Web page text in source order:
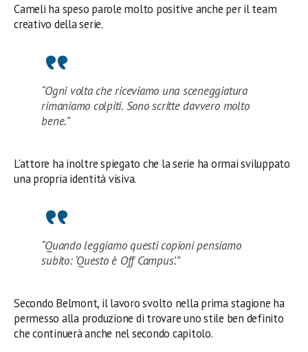
Cameli ha speso parole molto positive anche per il team
creativo della serie.
“Ogni volta che riceviamo una sceneggiatura
rimaniamo colpiti. Sono scritte davvero molto
bene.”
L’attore ha inoltre spiegato che la serie ha ormai sviluppato
una propria identità visiva.
“Quando leggiamo questi copioni pensiamo
subito: ‘Questo è Off Campus’.”
Secondo Belmont, il lavoro svolto nella prima stagione ha
permesso alla produzione di trovare uno stile ben definito
che continuerà anche nel secondo capitolo.